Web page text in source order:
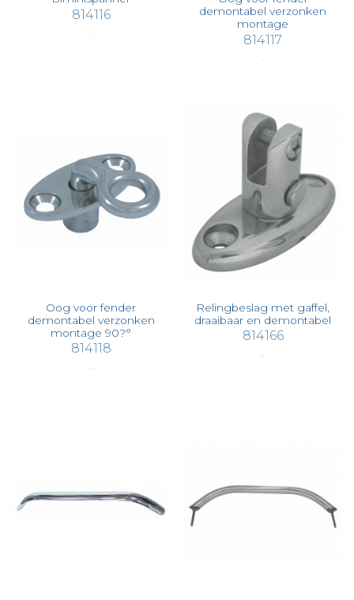
814116
demontabel verzonken
montage
814117
Oog voor fender
demontabel verzonken
montage 90?°
814118
Relingbeslag met gaffel,
draaibaar en demontabel
814166